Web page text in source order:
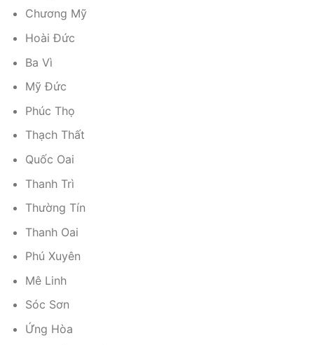
Chương Mỹ
Hoài Đức
Ba Vì
Mỹ Đức
Phúc Thọ
Thạch Thất
Quốc Oai
Thanh Trì
Thường Tín
Thanh Oai
Phú Xuyên
Mê Linh
Sóc Sơn
Ứng Hòa